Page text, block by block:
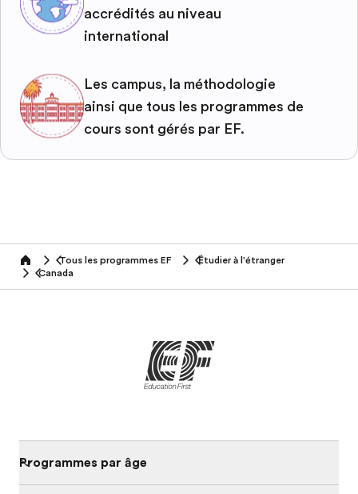
accrédités au niveau
international
Les campus, la méthodologie
ainsi que tous les programmes de
cours sont gérés par EF.
home Tous les programmes EF
Étudier à l'étranger
Canada
Programmes par âge